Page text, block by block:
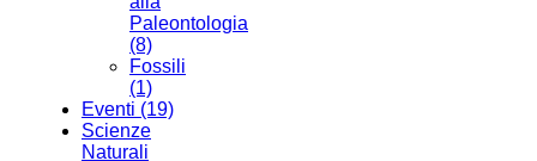
Paleontologia
(8)
Fossili
(1)
Eventi (19)
Scienze
Naturali